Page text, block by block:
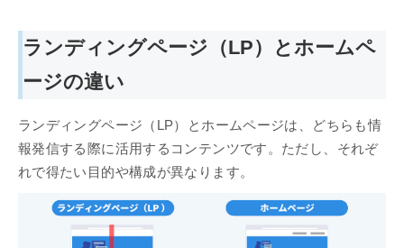
ランディングページ（LP）とホームペ
ージの違い
ランディングページ（LP）とホームページは、どちらも情
報発信する際に活用するコンテンツです。ただし、それぞ
れで得たい目的や構成が異なります。